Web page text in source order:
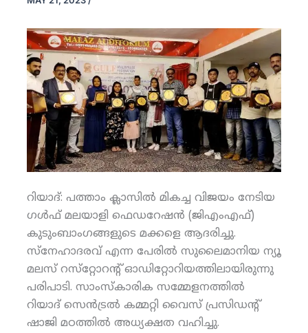
റിയാദ്: പത്താം ക്ലാസില്‍ മികച്ച വിജയം നേടിയ
ഗള്‍ഫ് മലയാളി ഫെഡറേഷന്‍ (ജിഎംഎഫ്)
കുടുംബാംഗങ്ങളുടെ മക്കളെ ആദരിച്ചു.
സ്‌നേഹാദരവ് എന്ന പേരില്‍ സുലൈമാനിയ ന്യൂ
മലസ് റസ്‌റ്റോറന്റ് ഓഡിറ്റോറിയത്തിലായിരുന്നു
പരിപാടി. സാംസ്‌കാരിക സമ്മേളനത്തില്‍
റിയാദ് സെന്‍ട്രല്‍ കമ്മറ്റി വൈസ് പ്രസിഡന്റ്
ഷാജി മഠത്തില്‍ അധ്യക്ഷത വഹിച്ചു.